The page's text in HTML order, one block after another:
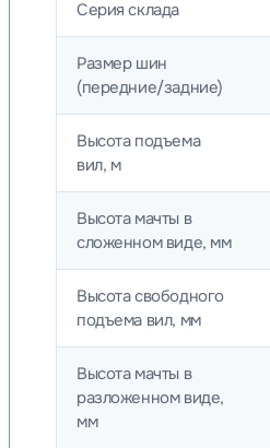
Серия склада
Размер шин
(передние/задние)
Высота подъема
вил, м
Высота мачты в
сложенном виде, мм
Высота свободного
подъема вил, мм
Высота мачты в
разложенном виде,
мм